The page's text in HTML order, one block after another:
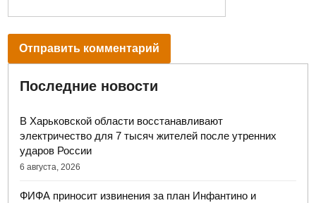
Последние новости
В Харьковской области восстанавливают
электричество для 7 тысяч жителей после утренних
ударов России
6 августа, 2026
ФИФА приносит извинения за план Инфантино и